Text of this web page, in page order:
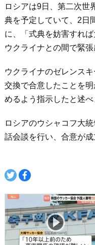
ロシアは9日、第二次世
典を予定していて、2日
に、「式典を妨害すれ
ウクライナとの間で緊
ウクライナのゼレンス
交換で合意したことを
めるよう指示したと述べ
ロシアのウシャコフ大
話会談を行い、合意が成